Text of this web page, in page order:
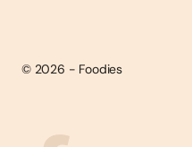
© 2026 - Foodies